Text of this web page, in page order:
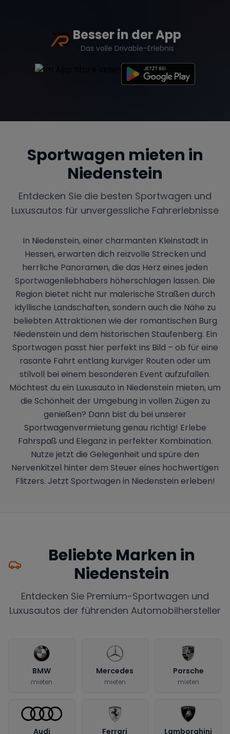
Besser in der App
Das volle Drivable-Erlebnis
Sportwagen mieten in
Niedenstein
Entdecken Sie die besten Sportwagen und
Luxusautos für unvergessliche Fahrerlebnisse
In Niedenstein, einer charmanten Kleinstadt in
Hessen, erwarten dich reizvolle Strecken und
herrliche Panoramen, die das Herz eines jeden
Sportwagenliebhabers höherschlagen lassen. Die
Region bietet nicht nur malerische Straßen durch
idyllische Landschaften, sondern auch die Nähe zu
beliebten Attraktionen wie der romantischen Burg
Niedenstein und dem historischen Staufenberg. Ein
Sportwagen passt hier perfekt ins Bild – ob für eine
rasante Fahrt entlang kurviger Routen oder um
stilvoll bei einem besonderen Event aufzufallen.
Möchtest du ein Luxusauto in Niedenstein mieten, um
die Schönheit der Umgebung in vollen Zügen zu
genießen? Dann bist du bei unserer
Sportwagenvermietung genau richtig! Erlebe
Fahrspaß und Eleganz in perfekter Kombination.
Nutze jetzt die Gelegenheit und spüre den
Nervenkitzel hinter dem Steuer eines hochwertigen
Flitzers. Jetzt Sportwagen in Niedenstein erleben!
Beliebte Marken in
Niedenstein
Entdecken Sie Premium-Sportwagen und
Luxusautos der führenden Automobilhersteller
BMW
mieten
Mercedes
mieten
Porsche
mieten
Audi Ferrari Lamborghini